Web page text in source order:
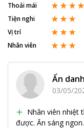
Thoải mái
Tiện nghi
Vị trí
Nhân viên
Ẩn danh
03/05/
Nhân viên nhiệt
được. Ăn sáng ngon.